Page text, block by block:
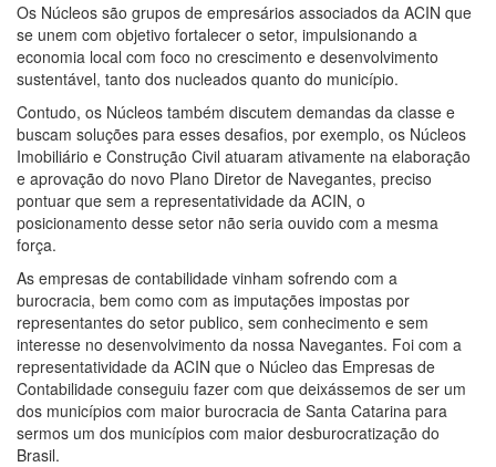
Os Núcleos são grupos de empresários associados da ACIN que
se unem com objetivo fortalecer o setor, impulsionando a
economia local com foco no crescimento e desenvolvimento
sustentável, tanto dos nucleados quanto do município.
Contudo, os Núcleos também discutem demandas da classe e
buscam soluções para esses desafios, por exemplo, os Núcleos
Imobiliário e Construção Civil atuaram ativamente na elaboração
e aprovação do novo Plano Diretor de Navegantes, preciso
pontuar que sem a representatividade da ACIN, o
posicionamento desse setor não seria ouvido com a mesma
força.
As empresas de contabilidade vinham sofrendo com a
burocracia, bem como com as imputações impostas por
representantes do setor publico, sem conhecimento e sem
interesse no desenvolvimento da nossa Navegantes. Foi com a
representatividade da ACIN que o Núcleo das Empresas de
Contabilidade conseguiu fazer com que deixássemos de ser um
dos municípios com maior burocracia de Santa Catarina para
sermos um dos municípios com maior desburocratização do
Brasil.